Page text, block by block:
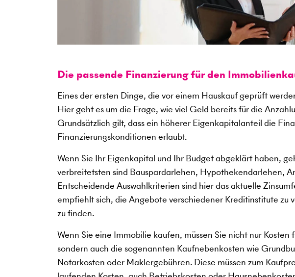
Die passende Finanzierung für den
Eines der ersten Dinge, die vor einem Hauskauf geprüft
Hier geht es um die Frage, wie viel Geld bereits für die
Grundsätzlich gilt, dass ein höherer Eigenkapitalanteil die
Finanzierungskonditionen erlaubt.
Wenn Sie Ihr Eigenkapital und Ihr Budget abgeklärt haben,
verbreitetsten sind Bauspardarlehen, Hypothekendarlehen,
Entscheidende Auswahlkriterien sind hier das aktuelle
empfiehlt sich, die Angebote verschiedener Kreditinstitute zu
zu finden.
Wenn Sie eine Immobilie kaufen, müssen Sie nicht nur
sondern auch die sogenannten Kaufnebenkosten wie
Notarkosten oder Maklergebühren. Diese müssen zum